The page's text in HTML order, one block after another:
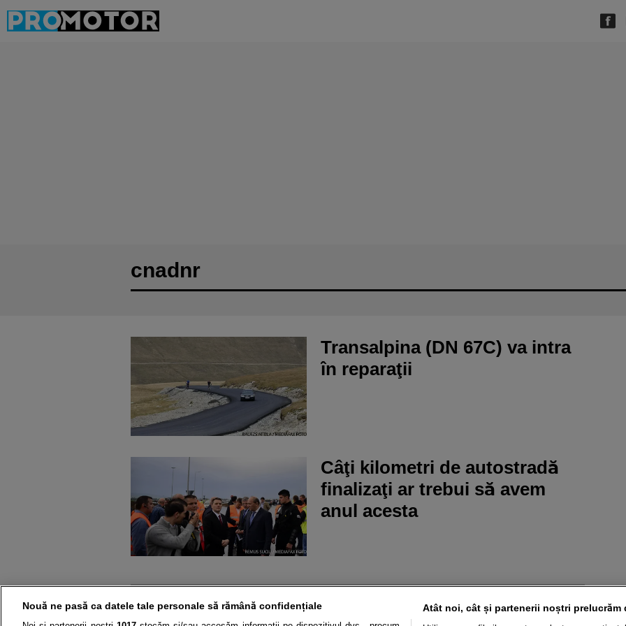
cnadnr
Transalpina (DN 67C) va intra
în reparaţii
Câţi kilometri de autostradă
finalizaţi ar trebui să avem
anul acesta
Nouă ne pasă ca datele tale personale să rămână confidențiale Atât noi, cât și partenerii noștri prelucrăm